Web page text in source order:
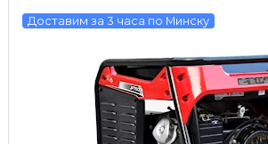
Доставим за 3 часа по Минску